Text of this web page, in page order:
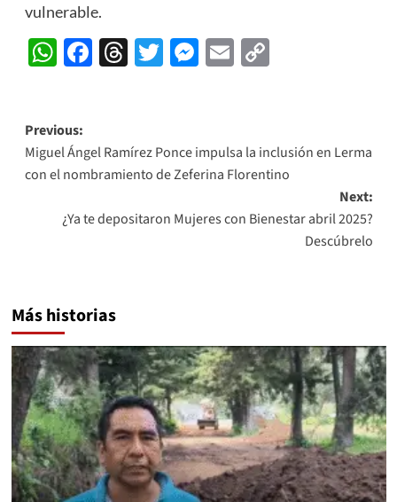
vulnerable.
WhatsApp
Facebook
Threads
Twitter
Messenger
EmailCopy
Post
navigation
Previous:
Miguel Ángel Ramírez Ponce impulsa la inclusión en Lerma
con el nombramiento de Zeferina Florentino
Next:
¿Ya te depositaron Mujeres con Bienestar abril 2025?
Descúbrelo
Más historias